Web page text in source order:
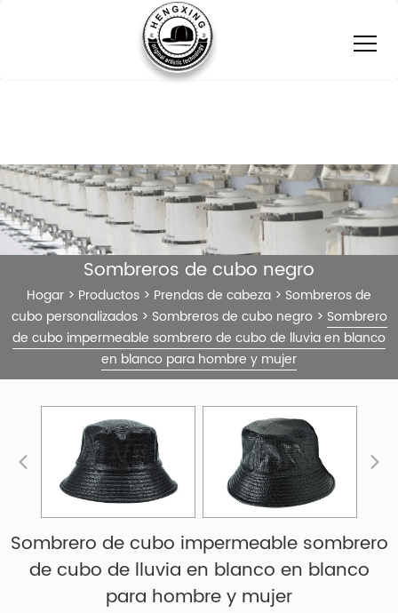
Sombreros de cubo negro
Hogar > Productos > Prendas de cabeza > Sombreros de
cubo personalizados> Sombreros de cubo negro> Sombrero
de cubo impermeable sombrero de cubo de lluvia en blanco
en blanco para hombre y mujer
Sombrero de cubo impermeable sombrero
de cubo de lluvia en blanco en blanco
para hombre y mujer